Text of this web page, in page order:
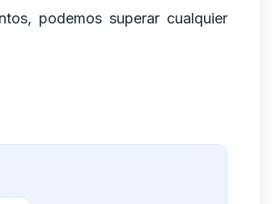
podemos superar cualquier